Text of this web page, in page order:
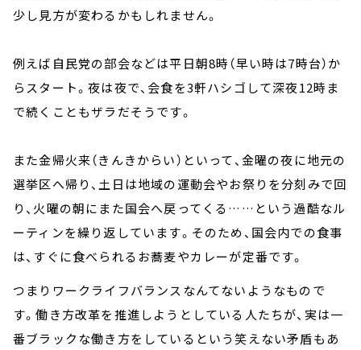
少し見方が変わるかもしれません。
例えば自民党の部会などは平日朝8時（早い時は7時台）か
らスタート。夜は夜で、会食を3軒ハシゴして深夜12時ま
で続くこともザラだそうです。
また金帰火来（きんきからい）といって、金曜の夜に地元の
選挙区へ帰り、土日は地域の運動会やお祭りを分刻みで回
り、火曜の朝にまた国会へ戻ってくる……という過酷なル
ーティンを繰り返しています。そのため、国会内での食事
は、すぐに食べられるお蕎麦やカレーが定番です。
つまりワークライフバランスなんてないようなもので
す。働き方改革を推進しようとしている人たちが、実は一
番ブラックな働き方をしているという笑えない矛盾もあ